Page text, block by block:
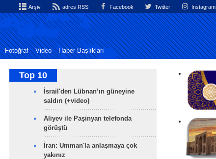
Arşiv adres RSS Facebook Twitter Instagram
Fotoğraf Video Haber Başlıkları
Top 10
İsrail'den Lübnan’ın güneyine
saldırı (+video)
Aliyev ile Paşinyan telefonda
görüştü
İran: Umman'la anlaşmaya çok
yakınız